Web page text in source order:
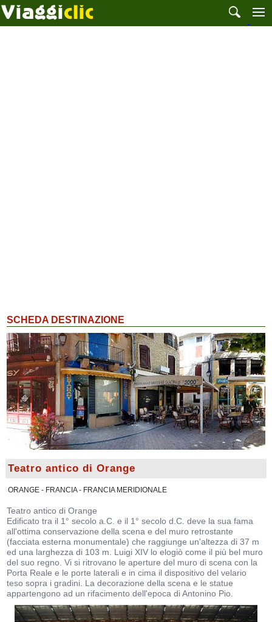
SCHEDA DESTINAZIONE
Teatro antico di Orange
ORANGE - FRANCIA - FRANCIA MERIDIONALE
Teatro antico di Orange
Edificato tra il 1° secolo a.C. e il 1° secolo d.C. deve la sua fama
all'ottima conservazione della scena e del muro retrostante
(facciata esterna monumentale) che raggiunge un'altezza di 37 m
ed una larghezza di 103 m. Luigi XIV lo elogiò come il più bel muro
del suo regno. Vi si ritrovano le aperture del muro di scena con la
Porta Reale e le porte laterali e in cima il dispositivo del velario
teso sopra i gradini. La decorazione della scena e le statue
appartengono ad un rifacimento dell'epoca di Antonino Pio.